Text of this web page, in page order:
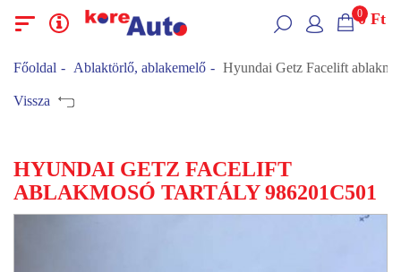
Kategóriák
Menü 00Ft
Főoldal Ablaktörlő, ablakemelő Hyundai Getz Facelift
Vissza
HYUNDAI GETZ FACELIFT
ABLAKMOSÓ TARTÁLY 986201C501